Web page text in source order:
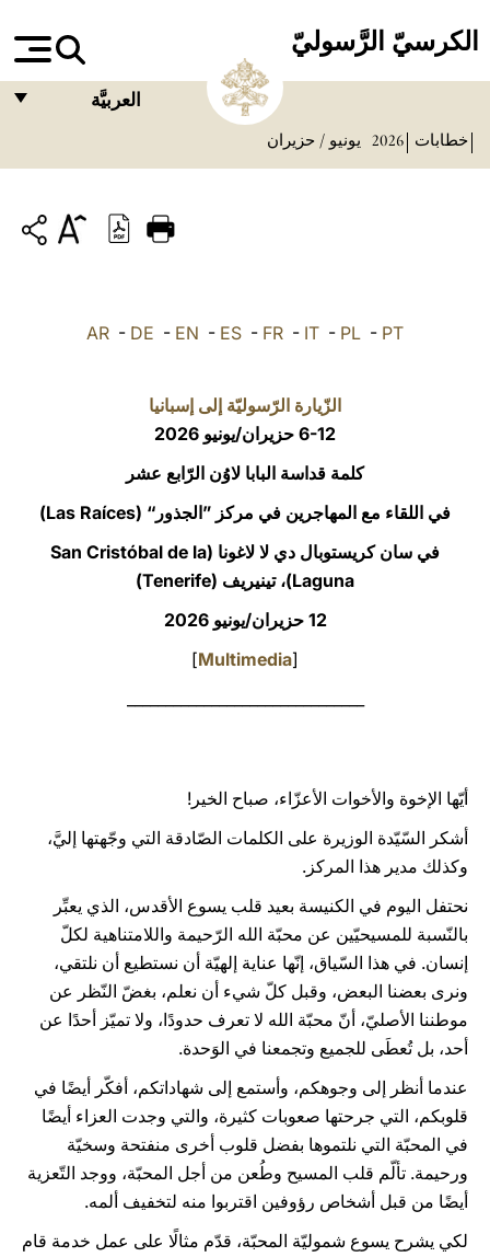
الكرسيّ الرَّسوليّ
العربيَّة
ITALIANO
中文
LATINE
خطابات 2026 يونيو / حزيران
AR - DE - EN - ES - FR - IT - PL - PT
الزّيارة الرّسوليّة إلى إسبانيا
6-12 حزيران/يونيو 2026
كلمة قداسة البابا لاوُن الرّابع عشر
في اللقاء مع المهاجرين في مركز ”الجذور“ (Las Raíces)
في سان كريستوبال دي لا لاغونا (San Cristóbal de la
Laguna)، تينيريف (Tenerife)
12 حزيران/يونيو 2026
[
Multimedia
]
أيّها الإخوة والأخوات الأعزّاء، صباح الخير!
أشكر السّيّدة الوزيرة على الكلمات الصّادقة التي وجّهتها إليَّ،
وكذلك مدير هذا المركز.
نحتفل اليوم في الكنيسة بعيد قلب يسوع الأقدس، الذي يعبِّر
بالنّسبة للمسيحيّين عن محبّة الله الرّحيمة واللامتناهية لكلّ
إنسان. في هذا السّياق، إنّها عناية إلهيّة أن نستطيع أن نلتقي،
ونرى بعضنا البعض، وقبل كلّ شيء أن نعلم، بغضّ النّظر عن
موطننا الأصليّ، أنّ محبّة الله لا تعرف حدودًا، ولا تميّز أحدًا عن
أحد، بل تُعطَى للجميع وتجمعنا في الوَحدة.
عندما أنظر إلى وجوهكم، وأستمع إلى شهاداتكم، أفكّر أيضًا في
قلوبكم، التي جرحتها صعوبات كثيرة، والتي وجدت العزاء أيضًا
في المحبّة التي نلتموها بفضل قلوب أخرى منفتحة وسخيّة
ورحيمة. تألّم قلب المسيح وطُعن من أجل المحبّة، ووجد التّعزية
أيضًا من قبل أشخاص رؤوفين اقتربوا منه لتخفيف ألمه.
لكي يشرح يسوع شموليّة المحبّة، قدّم مثالًا على عمل خدمة قام